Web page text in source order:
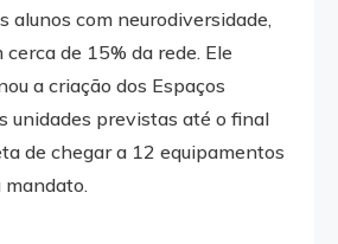
alunos com neurodiversidade,
de 15% da rede. Ele
a criação dos Espaços
unidades previstas até o final
de chegar a 12 equipamentos
mandato.